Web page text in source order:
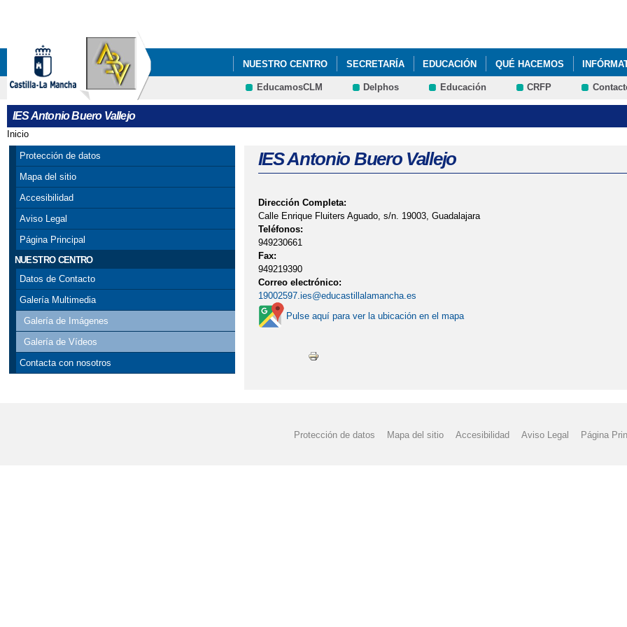
NUESTRO CENTRO SECRETARÍA EDUCACIÓN QUÉ HACEMOS
EducamosCLM Delphos Educación CRFP
IES Antonio Buero Vallejo
Se encuentra usted aquí
Inicio
Protección de datos
Mapa del sitio
Accesibilidad
Aviso Legal
Página Principal
NUESTRO CENTRO
Datos de Contacto
Galería Multimedia
Galería de Imágenes
Galería de Vídeos
Contacta con nosotros
IES Antonio Buero Vallejo
Dirección Completa:
Calle Enrique Fluiters Aguado, s/n. 19003, Guadalajara
Teléfonos:
949230661
Fax:
949219390
Correo electrónico:
19002597.ies@educastillalamancha.es
Pulse aquí para ver la ubicación en el mapa
Protección de datos Mapa del sitio Accesibilidad Aviso Legal Página